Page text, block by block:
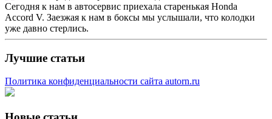
Сегодня к нам в автосервис приехала старенькая Honda
Accord V. Заезжая к нам в боксы мы услышали, что колодки
уже давно стерлись.
Лучшие статьи
Политика конфиденциальности сайта autorn.ru